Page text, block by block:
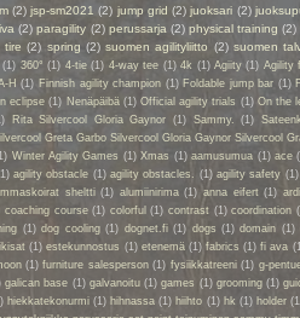
(2) jsp-sm2021 (2) jump grid (2) juoksari (2)
(2) paragility (2) perussarja (2) physical training (2)
tire (2) spring (2) suomen agilityliitto (2) suomen
(1) 360° (1) 4-tie (1) 4-way tee (1) 4k (1) Agiity (1) Agility
H (1) Finnish agility champion (1) Foldable jump bar (1)
eclipse (1) Nenäpäibä (1) Official agility trials (1) On the
Rita Silvercool Gloria Gaynor (1) Sammy. (1)
Greta Garbo Silvercool Gloria Gaynor Silvercool
Winter Agility Games (1) Xmas (1) aamusumua (1) ace
agility obstacle (1) agility obstacles. (1) agility safety (1)
sheltti (1) alumiinirima (1) anna eifert (1)
coaching course (1) colorful (1) contrast (1) coordination
(1) dog cooling (1) dognet.fi (1) dogs (1) domain (1)
(1) estekunnostus (1) etenemä (1) fabrics (1) fi ava
(1) furniture salesperson (1) fysiikkatreeni (1) g-
galican base (1) galvanoitu (1) games (1) grooming (1)
hiekkatekonurmi (1) hihnassa (1) hiihto (1) hk (1) holder